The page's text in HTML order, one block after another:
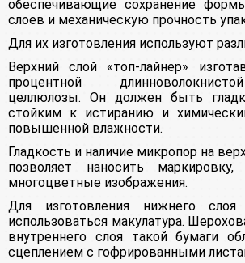
обеспечивающие сохранение
слоев и механическую прочность
Для их изготовления используют
Верхний слой «топ-лайнер»
процентной
целлюлозы. Он должен быть
стойким к истиранию и
повышенной влажности.
Гладкость и наличие микропор на
позволяет наносить
многоцветные изображения.
Для изготовления нижнего
использоваться макулатура.
внутреннего слоя такой бумаги
сцеплением с гофрированными